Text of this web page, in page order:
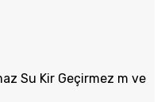
Su Kir Geçirmez m ve